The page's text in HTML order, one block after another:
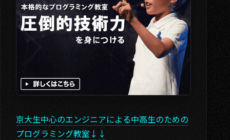
京大生中心のエンジニアによる中高生のための
プログラミング教室↓↓